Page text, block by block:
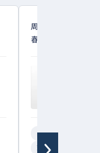
周りの反対を振り
春を取り戻せまし
出会いがない
理想のパートナーと